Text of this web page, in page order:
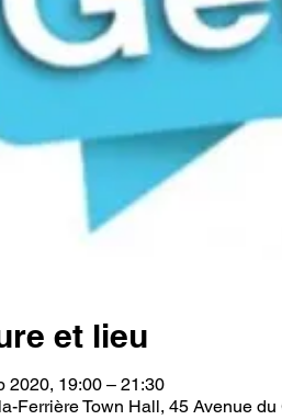
et lieu
2020, 19:00 – 21:30
Ferrière Town Hall, 45 Avenue